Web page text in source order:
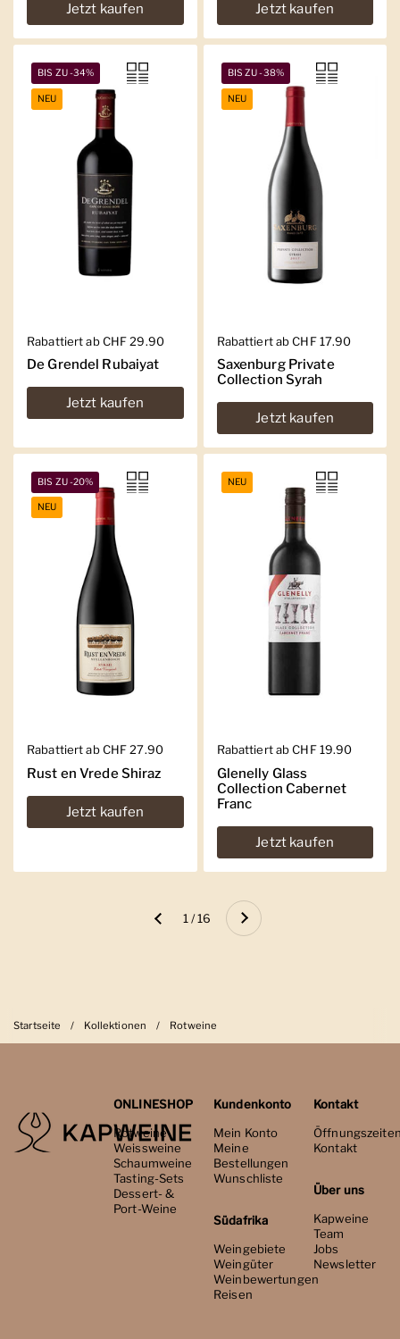
Jetzt kaufen Jetzt kaufen
Regulärer Preis
Rabattiert ab CHF 29.90
De Grendel Rubaiyat
Jetzt kaufen
BIS ZU -34%
NEU
Regulärer Preis
Rabattiert ab CHF 17.90
Saxenburg Private
Collection Syrah
Jetzt kaufen
BIS ZU -38%
NEU
Regulärer Preis
Rabattiert ab CHF 27.90
Rust en Vrede Shiraz
Jetzt kaufen
BIS ZU -20%
NEU
Regulärer Preis
Rabattiert ab CHF 19.90
Glenelly Glass
Collection Cabernet
Franc
Jetzt kaufen
NEU
Zurück 1 / 16 Weiter
Startseite / Kollektionen / Rotweine
ONLINESHOP
Rotweine
Weissweine
Schaumweine
Tasting-Sets
Dessert- &
Port-Weine
Kundenkonto
Mein Konto
Meine
Bestellungen
Wunschliste
Südafrika
Weingebiete
Weingüter
Weinbewertungen
Reisen
Kontakt
Kontakt
Über uns
Kapweine
Team
Jobs
Newsletter